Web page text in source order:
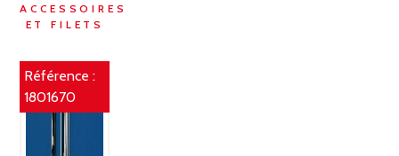
ACCESSOIRES
ET FILETS
Référence :
1801670